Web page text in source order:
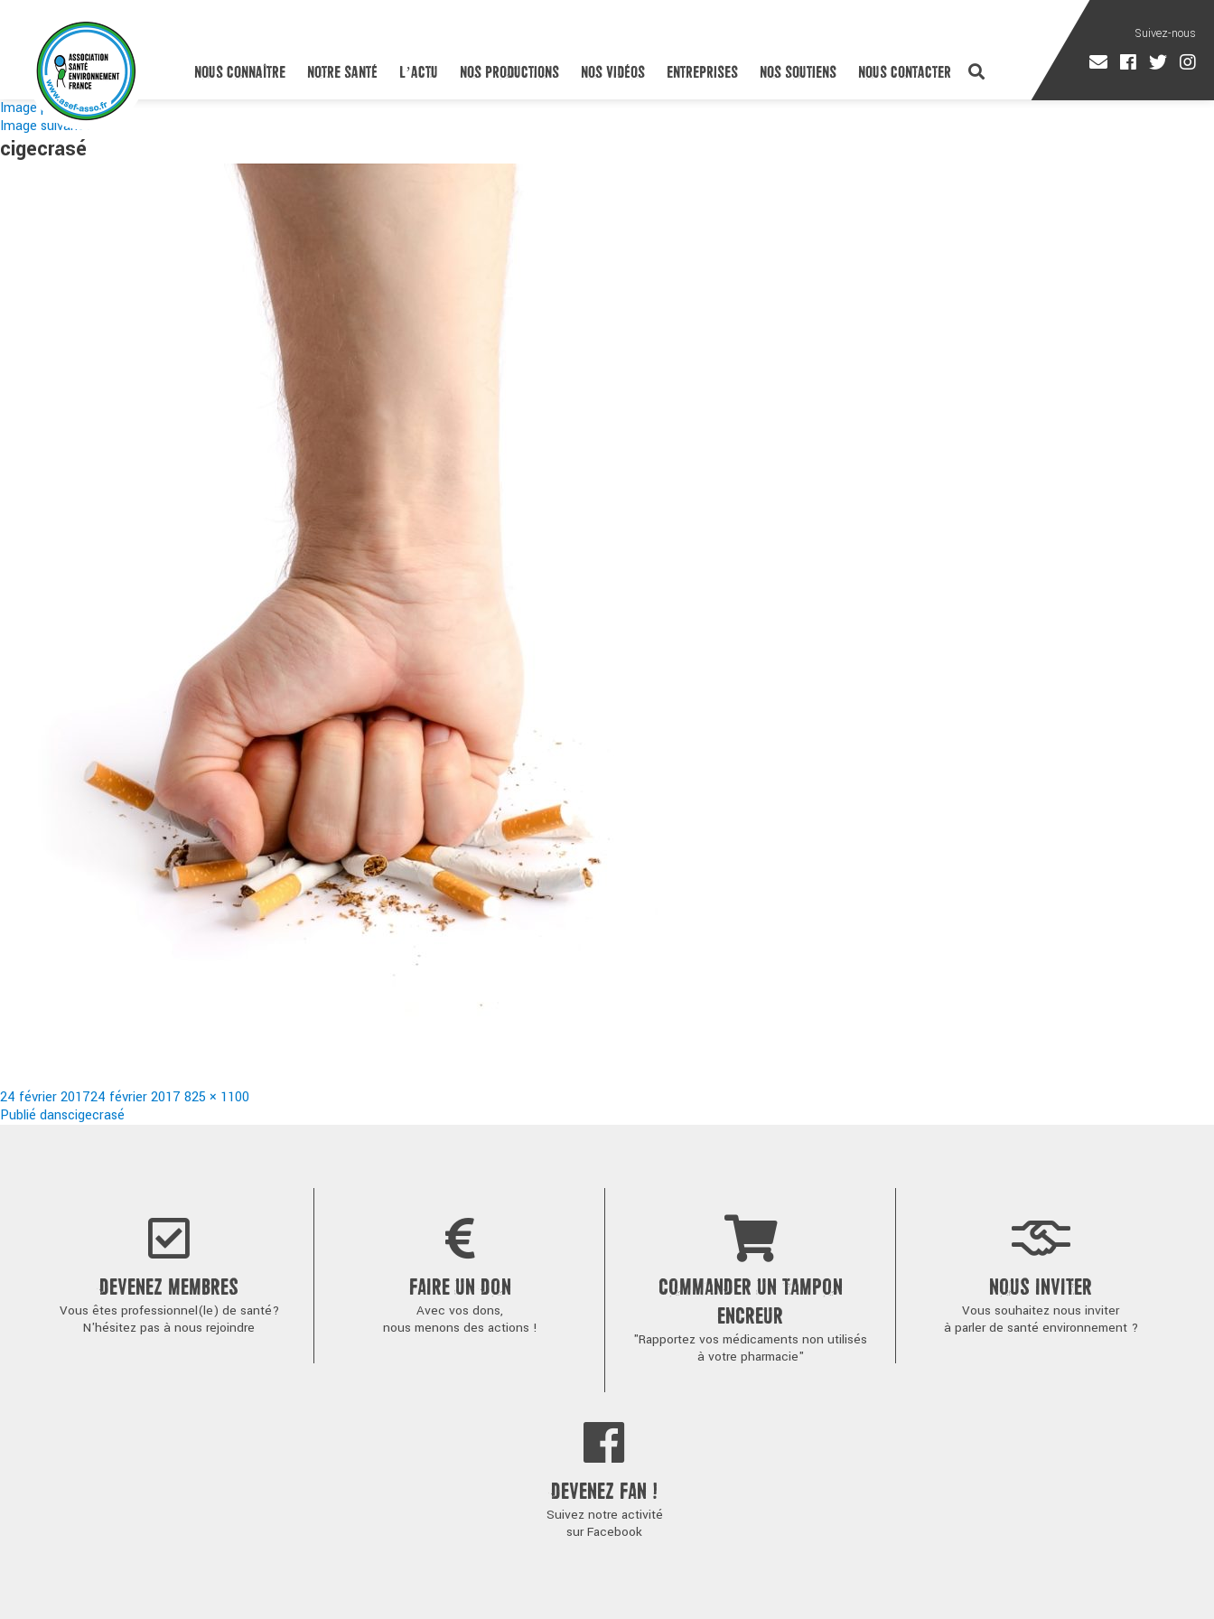
NOUS CONNAÎTRE NOTRE SANTÉ L’ACTU NOS PRODUCTIONS NOS VIDÉOS ENTREPRISES NOS SOUTIENS NOUS CONTACTER
Image précédente
Image suivante
cigecrasé
Publié
le
24 février 201724 février 2017 Taille
825 × 1100
Navigation
Publié danscigecrasé
DEVENEZ MEMBRES
Vous êtes professionnel(le) de santé?
N'hésitez pas à nous rejoindre
FAIRE UN DON
Avec vos dons,
nous menons des actions !
COMMANDER UN TAMPON
ENCREUR
"Rapportez vos médicaments non utilisés
à votre pharmacie"
NOUS INVITER
Vous souhaitez nous inviter
à parler de santé environnement ?
DEVENEZ FAN !
Suivez notre activité
sur Facebook